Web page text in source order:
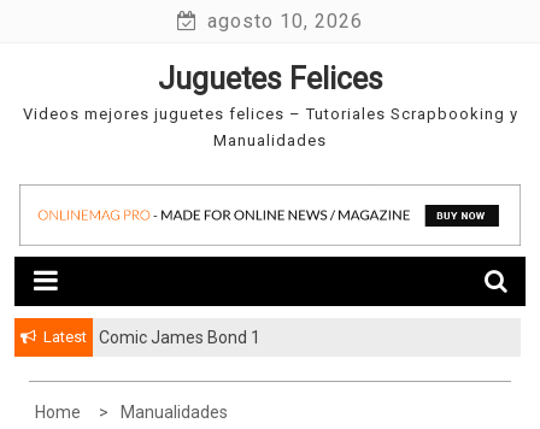
agosto 10, 2026
Juguetes Felices
Videos mejores juguetes felices – Tutoriales Scrapbooking y
Manualidades
Latest Comic James Bond 1
Home
Manualidades